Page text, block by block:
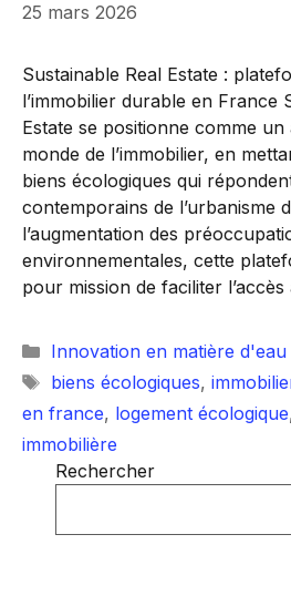
25 mars 2026
Sustainable Real Estate :
l’immobilier durable en France
Estate se positionne comme
monde de l’immobilier, en
biens écologiques qui
contemporains de l’urbanisme
l’augmentation des
environnementales, cette
pour mission de faciliter
Catégories
Innovation en matière d'eau
Étiquettes
biens écologiques,
en france, logement écologique
immobilière
Rechercher